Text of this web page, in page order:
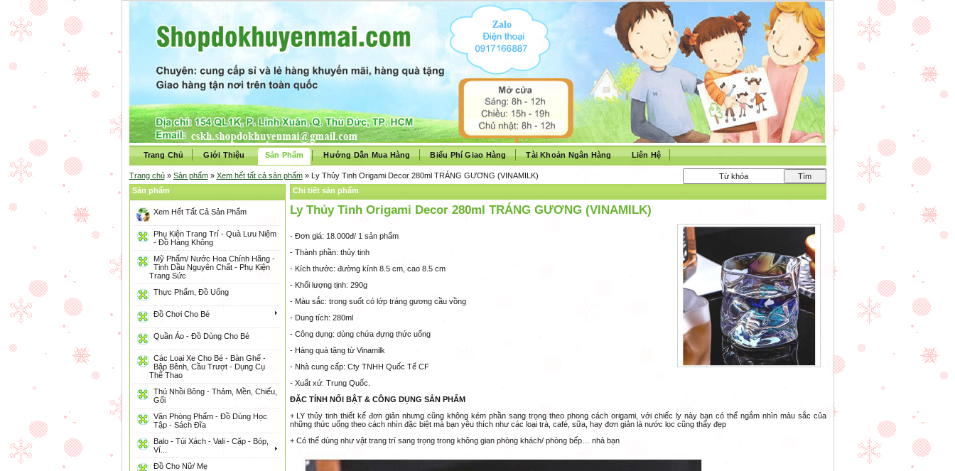
Trang Chủ Giới Thiệu Sản Phẩm Hướng Dẫn Mua Hàng Biểu Phí Giao Hàng Tài Khoản Ngân Hàng Liên Hệ
Trang chủ» Sản phẩm» Xem hết tất cả sản phẩm» Ly Thủy Tinh Origami Decor 280ml TRÁNG GƯƠNG (VINAMILK)
Chi tiết sản phẩm
Ly Thủy Tinh Origami Decor 280ml TRÁNG GƯƠNG (VINAMILK)
- Đơn giá: 18.000đ/ 1 sản phẩm
- Thành phần: thủy tinh
- Kích thước: đường kính 8.5 cm, cao 8.5 cm
- Khối lượng tịnh: 290g
- Màu sắc: trong suốt có lớp tráng gương cầu vồng
- Dung tích: 280ml
- Công dụng: dùng chứa đựng thức uống
- Hàng quà tặng từ Vinamilk
- Nhà cung cấp: Cty TNHH Quốc Tế CF
- Xuất xứ: Trung Quốc.
ĐẶC TÍNH NỔI BẬT & CÔNG DỤNG SẢN PHẨM
+ LY thủy tinh thiết kế đơn giản nhưng cũng không kém phần sang trọng theo phong cách origami, với chiếc lynày bạn có thể ngắm nhìn màu sắc của
những thức uống theo cách nhìn đặc biệt mà bạn yêu thích như các loại trà, café, sữa, hay đơn giản là nước lọc cũng thấy đẹp
+ Có thể dùng như vật trang trí sang trọng trong không gian phòng khách/ phòng bếp… nhà bạn
Sản phẩm
Xem Hết Tất Cả Sản Phẩm
Phụ Kiện Trang Trí - Quà Lưu Niệm
- Đồ Hàng Không
Mỹ Phẩm/ Nước Hoa Chính Hãng -
Tinh Dầu Nguyên Chất - Phụ Kiện
Trang Sức
Thực Phẩm, Đồ Uống
Đồ Chơi Cho Bé
Quần Áo - Đồ Dùng Cho Bé
Các Loại Xe Cho Bé - Bàn Ghế -
Bập Bênh, Cầu Trượt - Dụng Cụ
Thể Thao
Thú Nhồi Bông - Thảm, Mền, Chiếu,
Gối
Văn Phòng Phẩm - Đồ Dùng Học
Tập - Sách Đĩa
Balo - Túi Xách - Vali - Cặp - Bóp,
Ví...
Đồ Cho Nữ/ Mẹ